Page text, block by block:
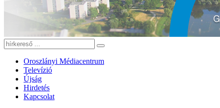
Oroszlányi Médiacentrum
Televízió
Újság
Hirdetés
Kapcsolat